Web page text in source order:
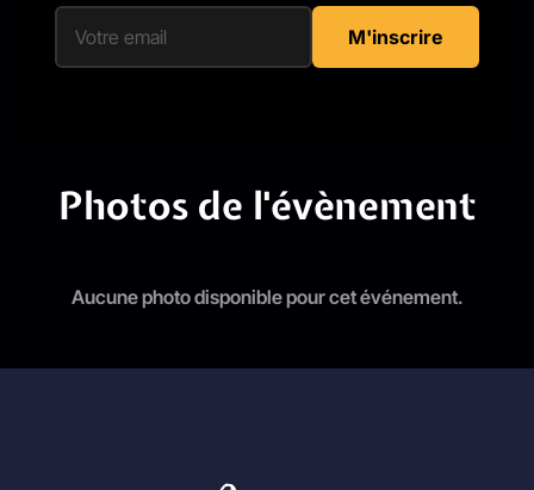
M'inscrire
Photos de l'évènement
Aucune photo disponible pour cet événement.